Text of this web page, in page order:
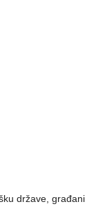
države, građani